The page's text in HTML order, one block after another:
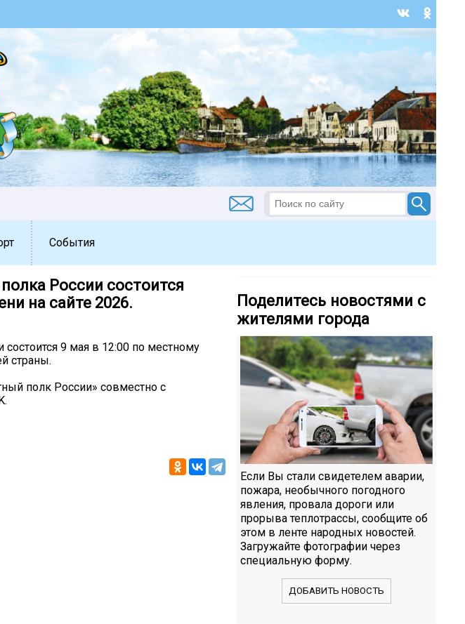
События
России состоится
на сайте 2026.
9 мая в 12:00 по местному
страны.
полк России» совместно с
Поделитесь новостями с
жителями города
Если Вы стали свидетелем аварии,
пожара, необычного погодного
явления, провала дороги или
прорыва теплотрассы, сообщите об
этом в ленте народных новостей.
Загружайте фотографии через
специальную форму.
ДОБАВИТЬ НОВОСТЬ